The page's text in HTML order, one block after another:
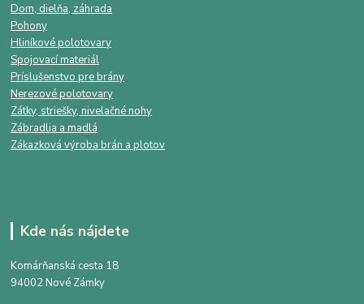
Dom, dielňa, záhrada
Pohony
Hliníkové polotovary
Spojovací materiál
Príslušenstvo pre brány
Nerezové polotovary
Zátky, striešky, nivelačné nohy
Zábradlia a madlá
Zákazková výroba brán a plotov
Kde nás nájdete
Komárňanská cesta 18
94002 Nové Zámky